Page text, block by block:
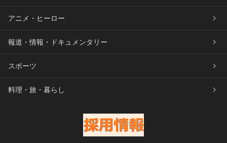
アニメ・ヒーロー
報道・情報・ドキュメンタリー
スポーツ
料理・旅・暮らし